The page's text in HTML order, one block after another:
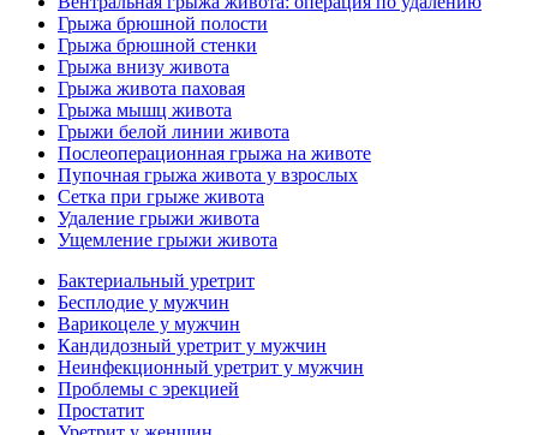
Грыжа брюшной полости
Грыжа брюшной стенки
Грыжа внизу живота
Грыжа живота паховая
Грыжа мышц живота
Грыжи белой линии живота
Послеоперационная грыжа на животе
Пупочная грыжа живота у взрослых
Сетка при грыже живота
Удаление грыжи живота
Ущемление грыжи живота
Бактериальный уретрит
Бесплодие у мужчин
Варикоцеле у мужчин
Кандидозный уретрит у мужчин
Неинфекционный уретрит у мужчин
Проблемы с эрекцией
Простатит